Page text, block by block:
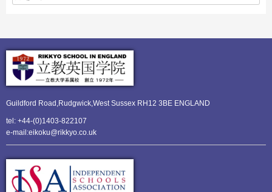
Guildford Road,Rudgwick,West Sussex RH12 3BE ENGLAND
tel: +44-(0)1403-822107
e-mail:eikoku@rikkyo.co.uk